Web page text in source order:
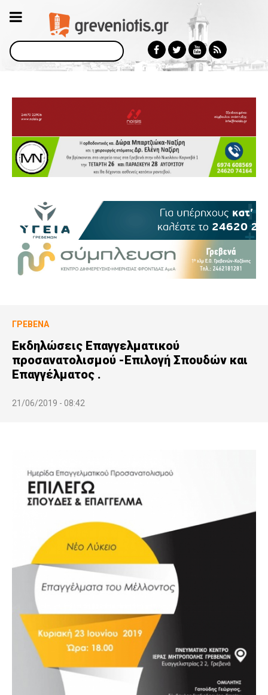
Αναζήτηση
ΓΡΕΒΕΝΆ
Εκδηλώσεις Επαγγελματικού
προσανατολισμού -Επιλογή Σπουδών και
Επαγγέλματος .
21/06/2019 - 08:42